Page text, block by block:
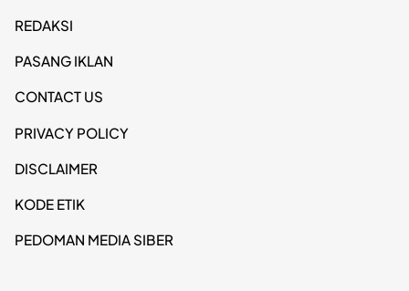
REDAKSI
PASANG IKLAN
CONTACT US
PRIVACY POLICY
DISCLAIMER
KODE ETIK
PEDOMAN MEDIA SIBER